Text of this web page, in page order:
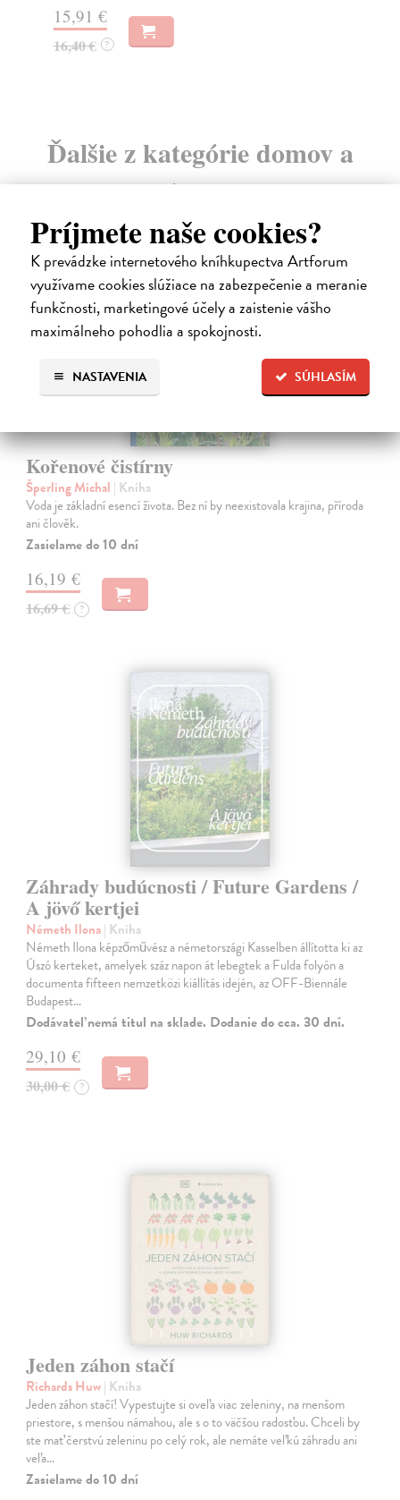
Príjmete naše cookies?
K prevádzke internetového kníhkupectva Artforum
využívame cookies slúžiace na zabezpečenie a meranie
funkčnosti, marketingové účely a zaistenie vášho
maximálneho pohodlia a spokojnosti.
SÚHLASÍM
NASTAVENIA
15,91 €
16,40 € ?
Ďalšie z kategórie domov a
záhrada
Kořenové čistírny
Šperling Michal | Kniha
Voda je základní esencí života. Bez ní by neexistovala krajina, příroda
ani člověk.
Zasielame do 10 dní
16,19 €
16,69 € ?
Záhrady budúcnosti / Future Gardens /
A jövő kertjei
Németh Ilona| Kniha
Németh Ilona képzőművész a németországi Kasselben állította ki az
Úszó kerteket, amelyek száz napon át lebegtek a Fulda folyón a
documenta fifteen nemzetközi kiállítás idején, az OFF-Biennále
Budapest…
Dodávateľ nemá titul na sklade. Dodanie do cca. 30 dní.
29,10 €
30,00 € ?
Jeden záhon stačí
Richards Huw| Kniha
Jeden záhon stačí! Vypestujte si oveľa viac zeleniny, na menšom
priestore, s menšou námahou, ale s o to väčšou radosťou. Chceli by
ste mať čerstvú zeleninu po celý rok, ale nemáte veľkú záhradu ani
veľa…
Zasielame do 10 dní